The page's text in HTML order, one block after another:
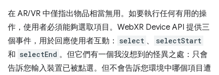
在 AR/VR 中僅指出物品相當無用。如要執行任何有用的操
作，使用者必須能夠選取項目。WebXR Device API 提供三
個事件，用於回應使用者互動：
select 、 selectStart
和 selectEnd 。但它們有一個我沒想到的怪異之處：只會
告訴您輸入裝置已被點選。但不會告訴您環境中哪個項目遭